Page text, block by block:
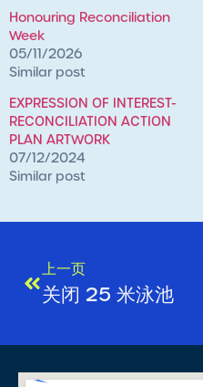
Honouring Reconciliation
Week
05/11/2026
Similar post
EXPRESSION OF INTEREST-
RECONCILIATION ACTION
PLAN ARTWORK
07/12/2024
Similar post
上一页
关闭 25 米泳池